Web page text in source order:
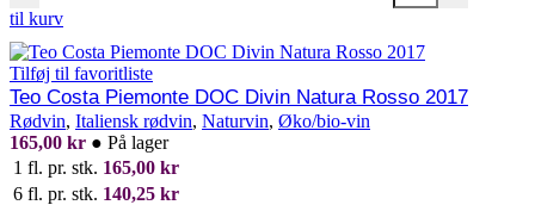
til kurv
Tilføj til favoritliste
Teo Costa Piemonte DOC Divin Natura Rosso 2017
Rødvin, Italiensk rødvin, Naturvin, Øko/bio-vin
165,00 kr ● På lager
1 fl. pr. stk. 165,00 kr
6 fl. pr. stk. 140,25 kr